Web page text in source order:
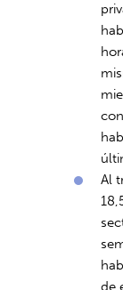
Al
de